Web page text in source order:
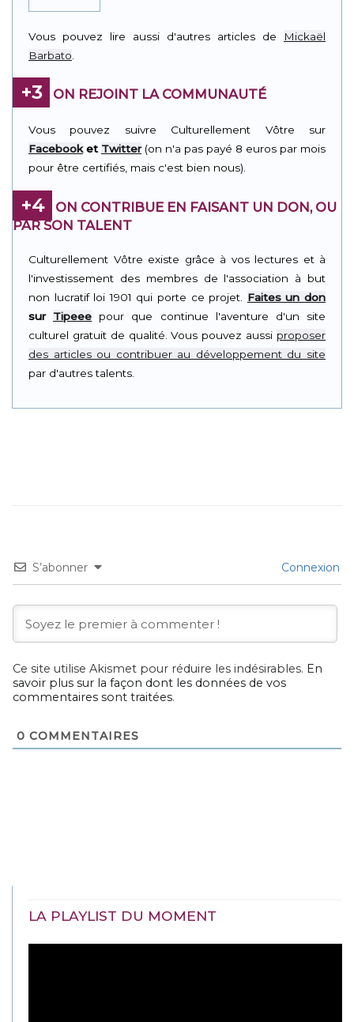
Vous pouvez lire aussi d'autres articles de
Mickaël
Barbato
+3 ON REJOINT LA COMMUNAUTÉ
Vous pouvez suivre Culturellement Vôtre sur
Facebooket Twitter(on n'a pas payé 8 euros par mois
pour être certifiés, mais c'est bien nous).
+4
ON CONTRIBUE EN FAISANT UN DON, OU
PAR SON TALENT
Culturellement Vôtre existe grâce à vos lectures et à
l'investissement des membres de l'association à but
non lucratif loi 1901 qui porte ce projet. Faites un don
sur Tipeee pour que continue l'aventure d'un site
culturel gratuit de qualité. Vous pouvez aussi proposer
des articles ou contribuer au développement du site
par d'autres talents.
S’abonner Connexion
Ce site utilise Akismet pour réduire les indésirables. En
savoir plus sur la façon dont les données de vos
commentaires sont traitées.
0 COMMENTAIRES
LA PLAYLIST DU MOMENT